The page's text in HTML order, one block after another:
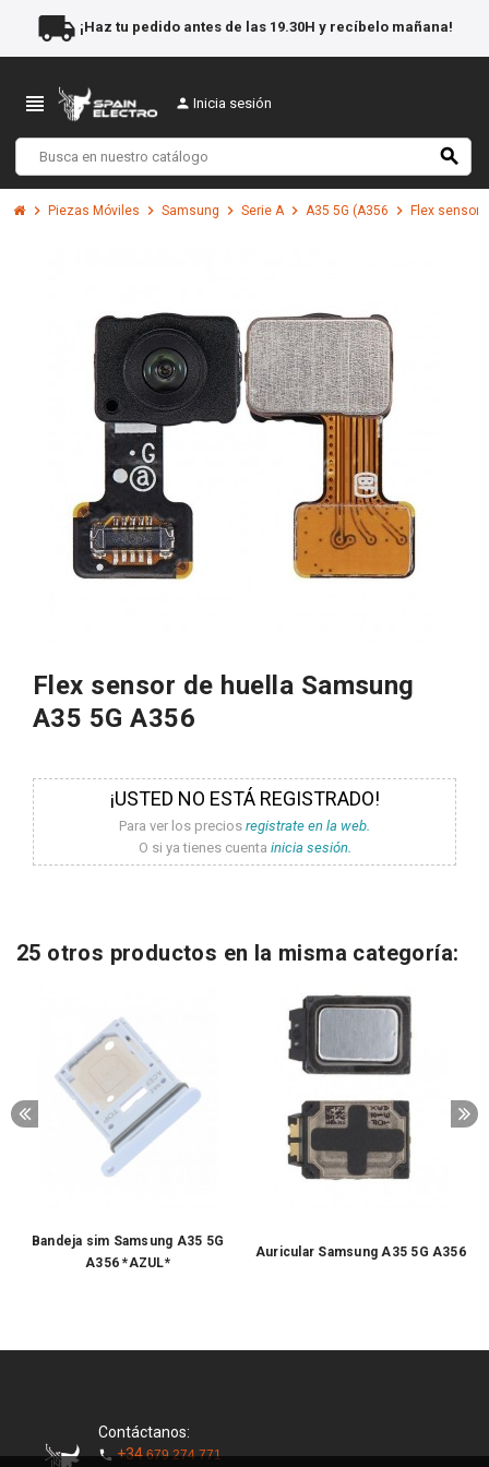
local_shipping ¡Haz tu pedido antes de las 19.30H y recíbelo mañana!
view_headline person Inicia sesión
search
chevron_right Piezas Móviles chevron_right Samsung chevron_right Serie A chevron_right A35 5G (A356 chevron_right Flex sensor
Flex sensor de huella Samsung
A35 5G A356
¡USTED NO ESTÁ REGISTRADO!
Para ver los precios registrate en la web.
O si ya tienes cuenta inicia sesión.
25 otros productos en la misma categoría:
Bandeja sim Samsung A35 5G
A356 *AZUL*
Auricular Samsung A35 5G A356
Contáctanos:
phone +34679 274 771